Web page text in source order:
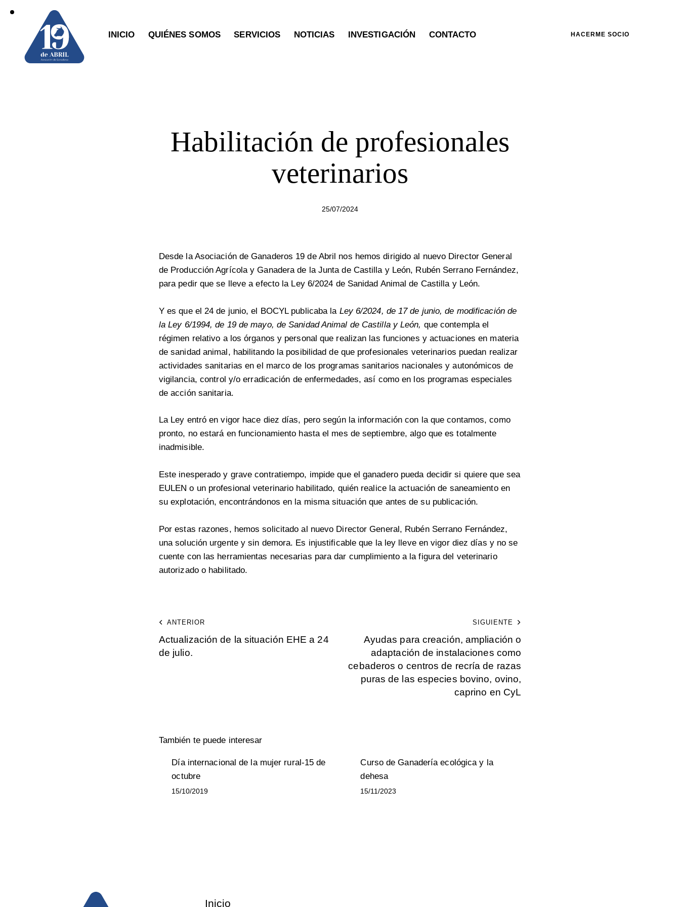
INICIO QUIÉNES SOMOS SERVICIOS NOTICIAS INVESTIGACIÓN CONTACTO HACERME SOCIO
Habilitación de profesionales
veterinarios
25/07/2024
Desde la Asociación de Ganaderos 19 de Abril nos hemos dirigido al nuevo Director General
de Producción Agrícola y Ganadera de la Junta de Castilla y León, Rubén Serrano Fernández,
para pedir que se lleve a efecto la Ley 6/2024 de Sanidad Animal de Castilla y León.
Y es que el 24 de junio, el BOCYL publicaba la Ley 6/2024, de 17 de junio, de modificación de
la Ley 6/1994, de 19 de mayo, de Sanidad Animal de Castilla y León, que contempla el
régimen relativo a los órganos y personal que realizan las funciones y actuaciones en materia
de sanidad animal, habilitando la posibilidad de que profesionales veterinarios puedan realizar
actividades sanitarias en el marco de los programas sanitarios nacionales y autonómicos de
vigilancia, control y/o erradicación de enfermedades, así como en los programas especiales
de acción sanitaria.
La Ley entró en vigor hace diez días, pero según la información con la que contamos, como
pronto, no estará en funcionamiento hasta el mes de septiembre, algo que es totalmente
inadmisible.
Este inesperado y grave contratiempo, impide que el ganadero pueda decidir si quiere que sea
EULEN o un profesional veterinario habilitado, quién realice la actuación de saneamiento en
su explotación, encontrándonos en la misma situación que antes de su publicación.
Por estas razones, hemos solicitado al nuevo Director General, Rubén Serrano Fernández,
una solución urgente y sin demora. Es injustificable que la ley lleve en vigor diez días y no se
cuente con las herramientas necesarias para dar cumplimiento a la figura del veterinario
autorizado o habilitado.
ANTERIOR
Actualización de la situación EHE a 24
de julio.
SIGUIENTE
Ayudas para creación, ampliación o
adaptación de instalaciones como
cebaderos o centros de recría de razas
puras de las especies bovino, ovino,
caprino en CyL
También te puede interesar
Día internacional de la mujer rural-15 de
octubre
15/10/2019
Curso de Ganadería ecológica y la
dehesa
15/11/2023
Inicio